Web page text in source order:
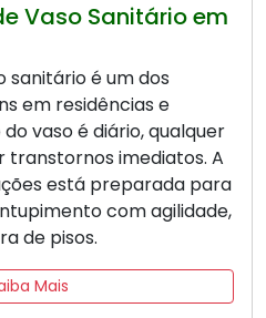
Vaso Sanitário em
sanitário é um dos
em residências e
vaso é diário, qualquer
imediatos. A
está preparada para
com agilidade,
de pisos.
Mais